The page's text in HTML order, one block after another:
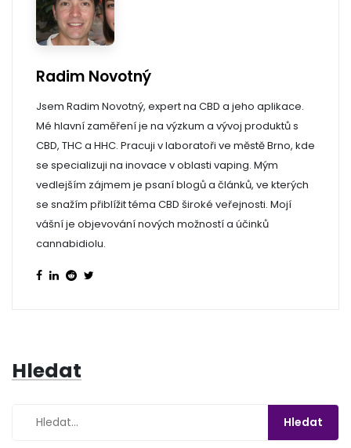
Radim Novotný
Jsem Radim Novotný, expert na CBD a jeho aplikace.
Mé hlavní zaměření je na výzkum a vývoj produktů s
CBD, THC a HHC. Pracuji v laboratoři ve městě Brno, kde
se specializuji na inovace v oblasti vaping. Mým
vedlejším zájmem je psaní blogů a článků, ve kterých
se snažím přiblížit téma CBD široké veřejnosti. Mojí
vášní je objevování nových možností a účinků
cannabidiolu.
Hledat